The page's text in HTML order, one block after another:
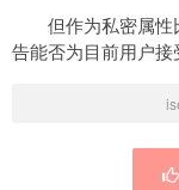
但作为私密属
告能否为目前用户接